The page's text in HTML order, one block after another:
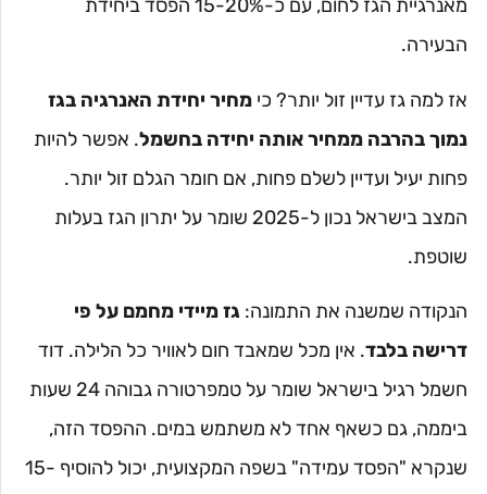
מאנרגיית הגז לחום, עם כ-15-20% הפסד ביחידת
הבעירה.
אז למה גז עדיין זול יותר? כי מחיר יחידת האנרגיה בגז
נמוך בהרבה ממחיר אותה יחידה בחשמל. אפשר להיות
פחות יעיל ועדיין לשלם פחות, אם חומר הגלם זול יותר.
המצב בישראל נכון ל-2025 שומר על יתרון הגז בעלות
שוטפת.
הנקודה שמשנה את התמונה: גז מיידי מחמם על פי
דרישה בלבד. אין מכל שמאבד חום לאוויר כל הלילה. דוד
חשמל רגיל בישראל שומר על טמפרטורה גבוהה 24 שעות
ביממה, גם כשאף אחד לא משתמש במים. ההפסד הזה,
שנקרא "הפסד עמידה" בשפה המקצועית, יכול להוסיף 15-